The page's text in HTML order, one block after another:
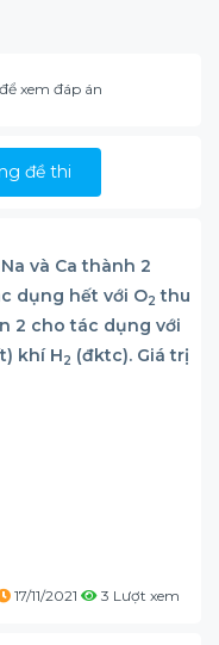
để xem đáp án
đề thi
và Ca thành 2
dụng hết với O2 thu
2 cho tác dụng với
khí H2 (đktc). Giá trị
17/11/2021 3 Lượt xem